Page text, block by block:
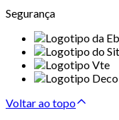
Segurança
Voltar ao topo